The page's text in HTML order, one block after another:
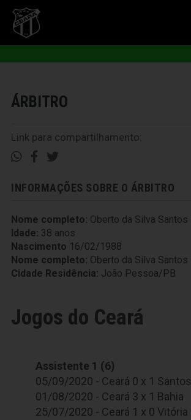
ÁRBITRO
Link para compartilhamento:
INFORMAÇÕES SOBRE O ÁRBITRO
Nome completo: Oberto da Silva Santos
Idade: 38 anos
Nascimento 16/02/1988
Nome completo: Oberto da Silva Santos
Cidade Residência: João Pessoa/PB
Jogos do Ceará
Assistente 1 (6)
05/09/2020 - Ceará 0 x 1 Santos
01/08/2020 - Ceará 3 x 1 Bahia
25/07/2020 - Ceará 1 x 0 Vitória